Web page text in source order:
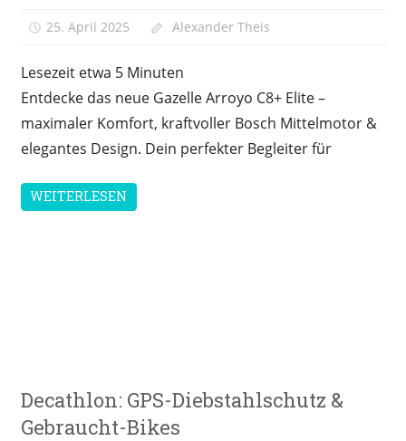
25. April 2025 Alexander Theis
Lesezeit etwa 5 Minuten
Entdecke das neue Gazelle Arroyo C8+ Elite –
maximaler Komfort, kraftvoller Bosch Mittelmotor &
elegantes Design. Dein perfekter Begleiter für
WEITERLESEN
Bike
News
Decathlon: GPS-Diebstahlschutz &
Gebraucht-Bikes